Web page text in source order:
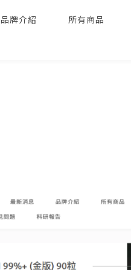
品牌介紹 所有商品